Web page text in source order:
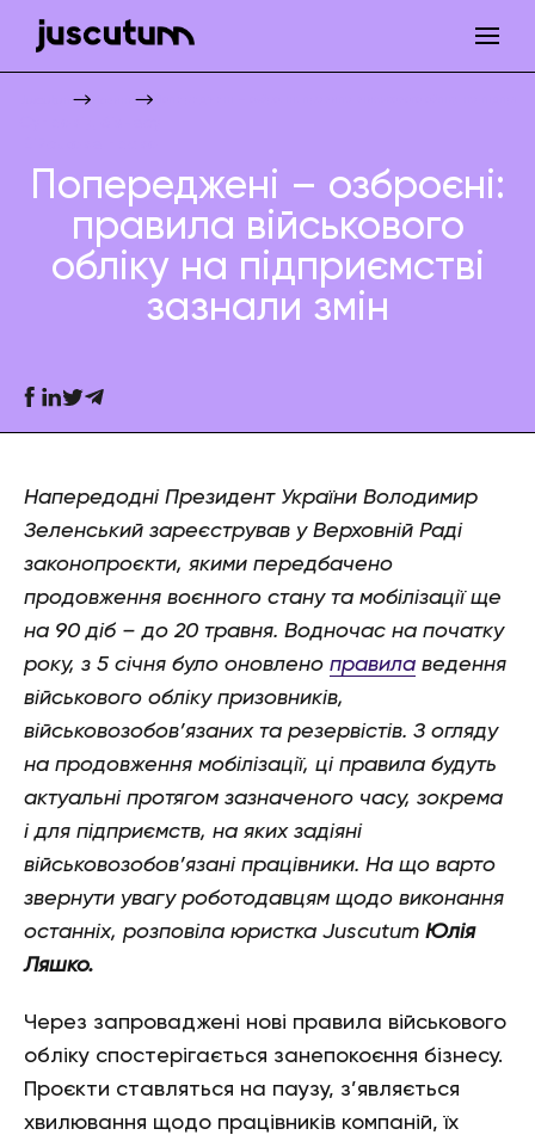
Попереджені – озброєні:
правила військового
обліку на підприємстві
зазнали змін
Напередодні Президент України Володимир
Зеленський зареєстрував у Верховній Раді
законопроєкти, якими передбачено
продовження воєнного стану та мобілізації ще
на 90 діб – до 20 травня. Водночас на початку
року, з 5 січня було оновлено правила ведення
військового обліку призовників,
військовозобов’язаних та резервістів. З огляду
на продовження мобілізації, ці правила будуть
актуальні протягом зазначеного часу, зокрема
і для підприємств, на яких задіяні
військовозобов’язані працівники. На що варто
звернути увагу роботодавцям щодо виконання
останніх, розповіла юристка Juscutum Юлія
Ляшко.
Через запроваджені нові правила військового
обліку спостерігається занепокоєння бізнесу.
Проєкти ставляться на паузу, з’являється
хвилювання щодо працівників компаній, їх